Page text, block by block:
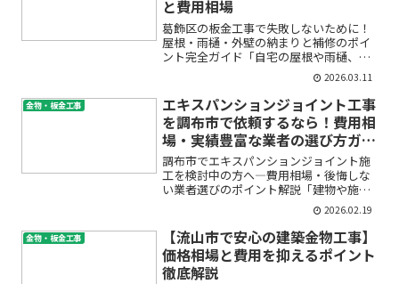
と費用相場
葛飾区の板金工事で失敗しないために！
屋根・雨樋・外壁の納まりと補修のポイ
ント完全ガイド「自宅の屋根や雨樋、外
壁に傷みが出てきて心配」「板金工事っ
てどこに頼めばいいの？」「納まりって
何？きれいに仕上げるコツや失敗しない
業者選びが知りたい！」初...
2026.03.11
金物・板金工事
エキスパンションジョイント工事
を調布市で依頼するなら！費用相
場・実績豊富な業者の選び方ガイ
ド
調布市でエキスパンションジョイント施
工を検討中の方へ―費用相場・後悔しな
い業者選びのポイント解説「建物や施設
の長寿命化のためにエキスパンションジ
ョイント（伸縮継手）の設置やメンテナ
ンスが必要と言われたが、正直、どこに
頼めばいいのか分からない...
2026.02.19
金物・板金工事
【流山市で安心の建築金物工事】
価格相場と費用を抑えるポイント
徹底解説